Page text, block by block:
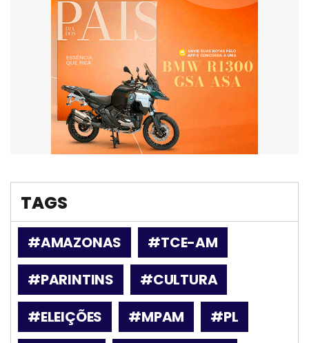
TAGS
#AMAZONAS
#TCE-AM
#PARINTINS
#CULTURA
#ELEIÇÕES
#MPAM
#PL